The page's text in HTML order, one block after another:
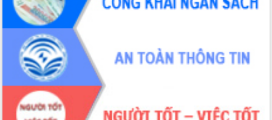
cải cách hành chính tỉnh Đắk Lắk
Kết nối tour, đẩy mạnh chuyển đổi số
để phát triển du lịch Đắk Lắk
Khởi động Dự án Đầu tư xây dựng hạ
tầng kỹ thuật Cụm công nghiệp Tân
Tiến
Gặp mặt các cơ quan báo chí nhân Kỷ
niệm 101 năm Ngày Báo chí Cách
mạng Việt Nam